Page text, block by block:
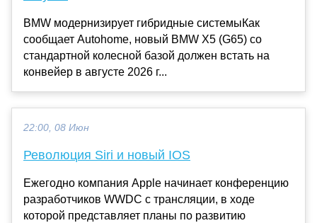
BMW модернизирует гибридные системыКак
сообщает Autohome, новый BMW X5 (G65) со
стандартной колесной базой должен встать на
конвейер в августе 2026 г...
22:00, 08 Июн
Революция Siri и новый IOS
Ежегодно компания Apple начинает конференцию
разработчиков WWDC с трансляции, в ходе
которой представляет планы по развитию